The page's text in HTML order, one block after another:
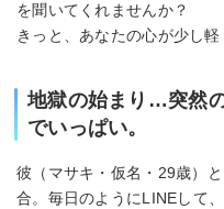
を聞いてくれませんか？
きっと、あなたの心が少し
地獄の始まり…突然
でいっぱい。
彼（マサキ・仮名・29歳）
合。毎日のようにLINEして